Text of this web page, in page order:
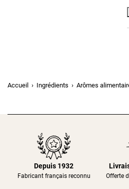
Accueil Ingrédients Arômes
Depuis 1932
Fabricant français reconnu Offerte